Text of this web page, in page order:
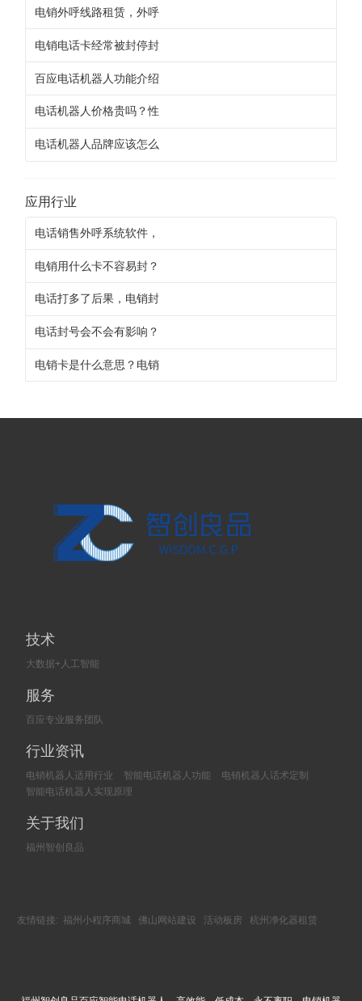
电销外呼线路租赁，外呼
电销电话卡经常被封停封
百应电话机器人功能介绍
电话机器人价格贵吗？性
电话机器人品牌应该怎么
应用行业
电话销售外呼系统软件，
电销用什么卡不容易封？
电话打多了后果，电销封
电话封号会不会有影响？
电销卡是什么意思？电销
技术
大数据+人工智能
服务
百应专业服务团队
行业资讯
电销机器人适用行业 智能电话机器人功能
电销机器人话术定制
智能电话机器人实现原理
关于我们
福州智创良品
友情链接: 福州小程序商城 佛山网站建设 活动板房 杭州净化器租赁